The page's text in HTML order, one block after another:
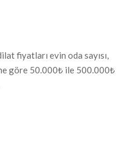
fiyatları evin oda sayısı,
göre 50.000₺ ile 500.000₺